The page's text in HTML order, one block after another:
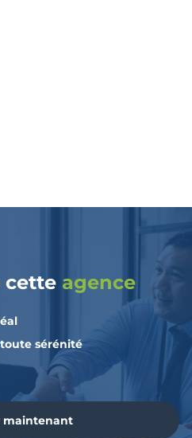
cette agence
sérénité
maintenant